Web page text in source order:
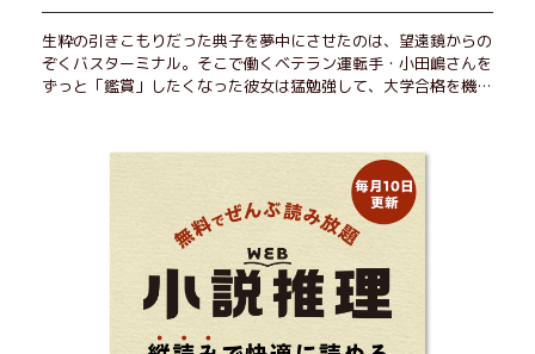
生粋の引きこもりだった典子を夢中にさせたのは、望遠鏡からの
ぞくバスターミナル。そこで働くベテラン運転手・小田嶋さんを
ずっと「鑑賞」したくなった彼女は猛勉強して、大学合格を機に
る！ 地元が恋しくなったとき、どこか遠くへ逃げたいときは読
んで下さい。孤独を愛する人のお守りになる、くすっと、うるっ